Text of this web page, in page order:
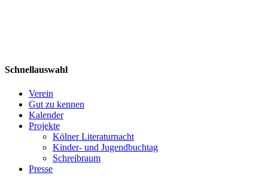
Schnellauswahl
Verein
Gut zu kennen
Kalender
Projekte
Kölner Literaturnacht
Kinder- und Jugendbuchtag
Schreibraum
Presse